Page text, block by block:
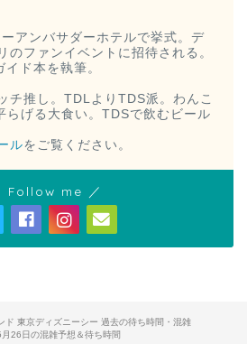
アンバサダーホテルで挙式。デ
のファンイベントに招待される。
ド本を執筆。
チ推し。TDLよりTDS派。わんこ
らげる大食い。TDSで飲むビール
ルをご覧ください。
Follow me ／
ド 東京ディズニーシー 過去の待ち時間・混雑
26日の混雑予想＆待ち時間